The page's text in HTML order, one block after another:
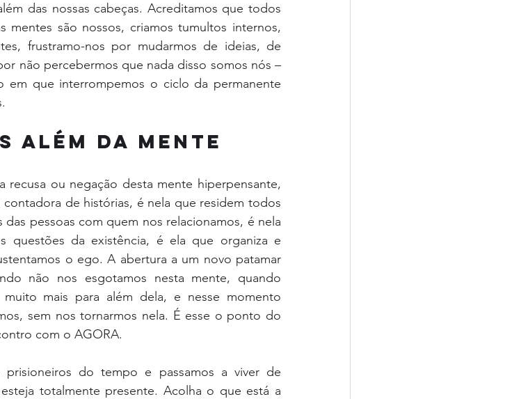
das nossas cabeças. Acreditamos que todos
mentes são nossos, criamos tumultos internos,
frustramo-nos por mudarmos de ideias, de
não percebermos que nada disso somos nós –
em que interrompemos o ciclo da permanente
além da mente
ou negação desta mente hiperpensante,
de histórias, é nela que residem todos
pessoas com quem nos relacionamos, é nela
questões da existência, é ela que organiza e
o ego. A abertura a um novo patamar
não nos esgotamos nesta mente, quando
mais para além dela, e nesse momento
sem nos tornarmos nela. É esse o ponto do
com o AGORA.
do tempo e passamos a viver de
totalmente presente. Acolha o que está a